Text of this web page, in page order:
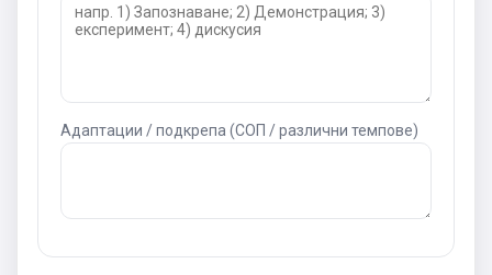
Адаптации / подкрепа (СОП / различни темпове)